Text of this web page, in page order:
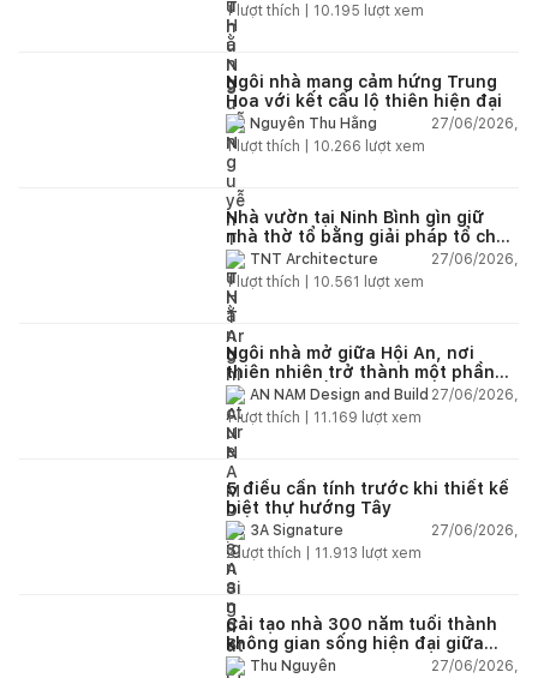
1lượt thích | 10.195 lượt xem
Ngôi nhà mang cảm hứng Trung
Hoa với kết cấu lộ thiên hiện đại
Nguyễn Thu Hằng
27/06/2026,
1lượt thích | 10.266 lượt xem
Nhà vườn tại Ninh Bình gìn giữ
nhà thờ tổ bằng giải pháp tổ chức
lại không gian
TNT Architecture
27/06/2026,
1lượt thích | 10.561 lượt xem
Ngôi nhà mở giữa Hội An, nơi
thiên nhiên trở thành một phần
của cuộc sống
AN NAM Design and Build 27/06/2026,
1lượt thích | 11.169 lượt xem
5 điều cần tính trước khi thiết kế
biệt thự hướng Tây
3A Signature
27/06/2026,
2lượt thích | 11.913 lượt xem
Cải tạo nhà 300 năm tuổi thành
không gian sống hiện đại giữa
thiên nhiên
Thu Nguyễn
27/06/2026,